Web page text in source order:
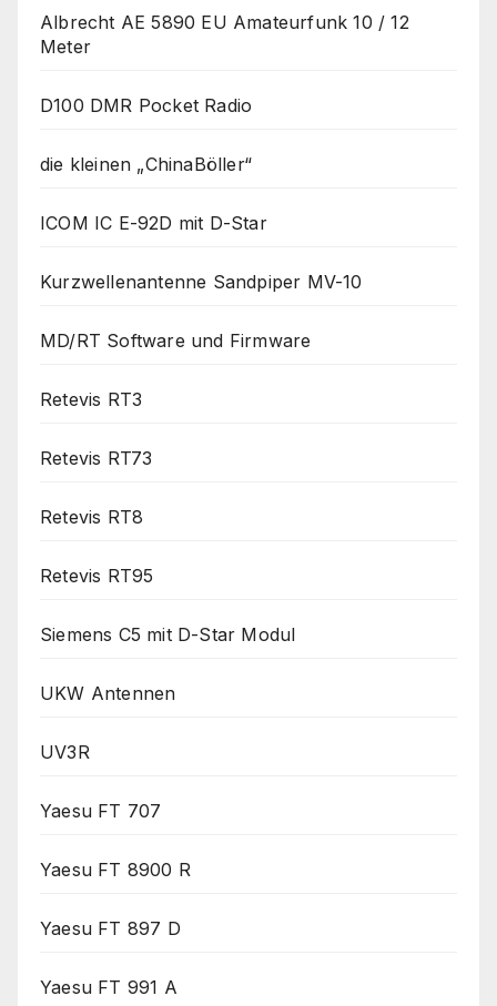
Albrecht AE 5890 EU Amateurfunk 10 / 12
Meter
D100 DMR Pocket Radio
die kleinen „ChinaBöller“
ICOM IC E-92D mit D-Star
Kurzwellenantenne Sandpiper MV-10
MD/RT Software und Firmware
Retevis RT3
Retevis RT73
Retevis RT8
Retevis RT95
Siemens C5 mit D-Star Modul
UKW Antennen
UV3R
Yaesu FT 707
Yaesu FT 8900 R
Yaesu FT 897 D
Yaesu FT 991 A